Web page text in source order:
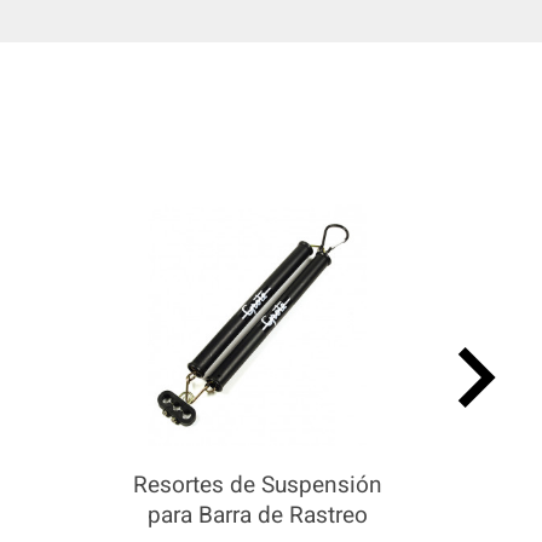
Resortes de Suspensión
para Barra de Rastreo
keyboard_arrow_right